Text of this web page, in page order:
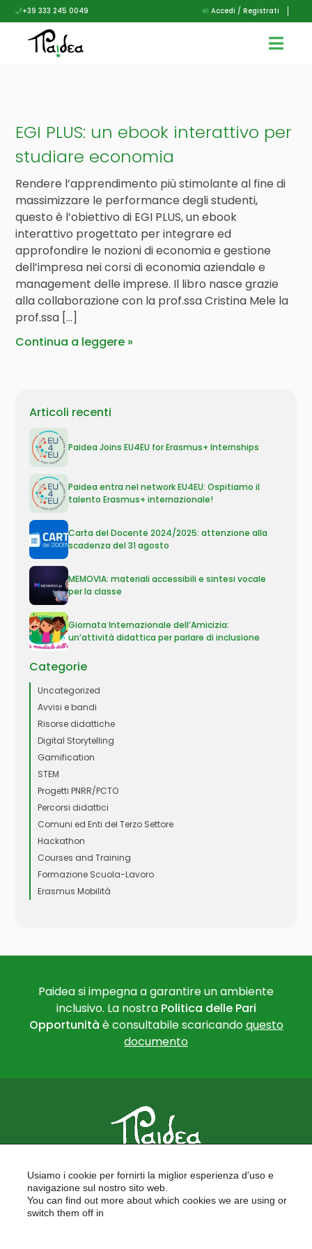
+39 333 245 0049 Accedi / Registrati
EGI PLUS: un ebook interattivo per
studiare economia
Rendere l’apprendimento più stimolante al fine di
massimizzare le performance degli studenti,
questo è l’obiettivo di EGI PLUS, un ebook
interattivo progettato per integrare ed
approfondire le nozioni di economia e gestione
dell’impresa nei corsi di economia aziendale e
management delle imprese. Il libro nasce grazie
alla collaborazione con la prof.ssa Cristina Mele la
prof.ssa […]
Continua a leggere
Articoli recenti
Paidea Joins EU4EU for Erasmus+ Internships
Paidea entra nel network EU4EU: Ospitiamo il
talento Erasmus+ internazionale!
Carta del Docente 2024/2025: attenzione alla
scadenza del 31 agosto
MEMOVIA: materiali accessibili e sintesi vocale
per la classe
Giornata Internazionale dell’Amicizia:
un’attività didattica per parlare di inclusione
Categorie
Uncategorized
Avvisi e bandi
Risorse didattiche
Digital Storytelling
Gamification
STEM
Progetti PNRR/PCTO
Percorsi didattici
Comuni ed Enti del Terzo Settore
Hackathon
Courses and Training
Formazione Scuola-Lavoro
Erasmus Mobilità
Paidea si impegna a garantire un ambiente
inclusivo. La nostra Politica delle Pari
Opportunità è consultabile scaricandoquesto
documento
FORMAZIONE PER LE SCUOLE
FORMAZIONE PROFESSIONALE
PROGETTI EUROPEI
Usiamo i cookie per fornirti la miglior esperienza d'uso e
navigazione sul nostro sito web.
You can find out more about which cookies we are using or
switch them off in